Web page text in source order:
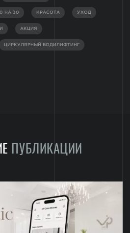
НА 30 КРАСОТА УХОД
АКЦИЯ
ЦИРКУЛЯРНЫЙ БОДИЛИФТИНГ
ПУБЛИКАЦИИ